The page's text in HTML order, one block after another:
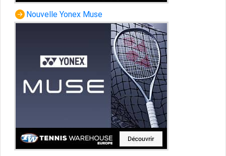
Nouvelle Yonex Muse